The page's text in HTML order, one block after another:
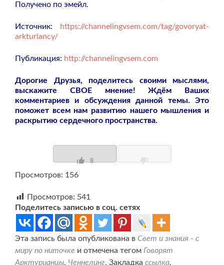
Получено по эмейл.
Источник:
https://channelingvsem.com/tag/govoryat-
arkturiancy/
Публикация: http://channelingvsem.com
Дорогие Друзья, поделитесь своими мыслями,
выскажите СВОЕ мнение! Ждём Ваших
комментариев и обсуждения данной темы. Это
поможет всем нам развитию нашего мышления и
раскрытию сердечного пространства.
8
Просмотров: 156
Просмотров: 541
Поделитесь записью в соц. сетях
Эта запись была опубликована в Свет и знания - с
миру по ниточке и отмечена тегом Говорят
Арктурианцы, Ченнелинг. Закладка ссылка.